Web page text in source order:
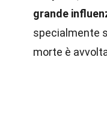
grande
specialmente
morte è